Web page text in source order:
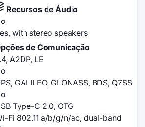
Recursos de Áudio
with stereo speakers
de Comunicação
A2DP, LE
GALILEO, GLONASS, BDS, QZSS
Type-C 2.0, OTG
Fi 802.11 a/b/g/n/ac, dual-band